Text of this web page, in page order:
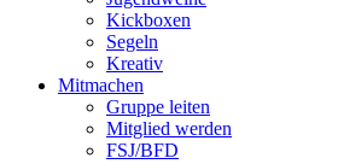
Kickboxen
Segeln
Kreativ
Mitmachen
Gruppe leiten
Mitglied werden
FSJ/BFD